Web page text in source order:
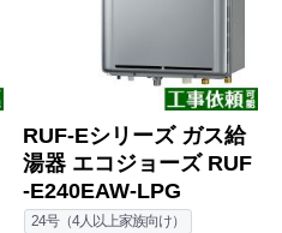
RUF-Eシリーズ ガス給
湯器 エコジョーズ RUF
-E240EAW-LPG
24号（4人以上家族向け）